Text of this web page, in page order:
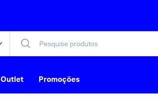
Outlet Promoções